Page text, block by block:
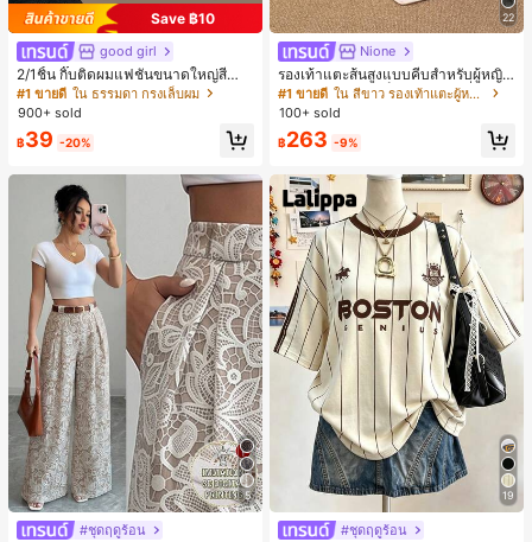
Save ฿10
good girl
2/1ชิ้น กิ๊บติดผมแฟชั่นขนาดใหญ่สีน้ำ
ตาลชานมสำหรับผู้หญิง เหมาะสำหรับก
ารอาบน้ำ ล้างหน้า และจัดแต่งทรงผม
#1 ขายดี ใน ธรรมดา กรงเล็บผม
900+ sold
฿39 -20%
5
#ชุดฤดูร้อน
22
Nione
รองเท้าแตะส้นสูงแบบคีบสำหรับผู้หญิง
สไตล์คลาสสิก สีบล็อก สไตล์แฟรี่ฤดูร้อ
น ส้นเข็ม รองเท้าแตะแบบคีบ รองเท้าแ
ตะชายหาดแฟชั่นสายไขว้ รองเท้าผู้ห
ญิง สำหรับออฟฟิศ บ้าน กลางแจ้ง ดีไซ
น์หัวเหลี่ยม ชิคและหรูหรา สำหรับเดทไ
นท์
#1 ขายดี
ใน สีขาว รองเท้าแตะผู้หญิง
100+ sold
฿263 -9%
19
#ชุดฤดูร้อน